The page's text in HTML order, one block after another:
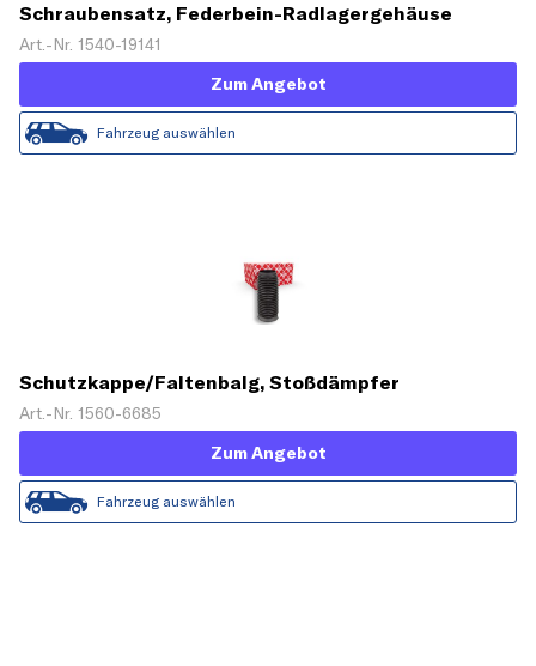
Schraubensatz, Federbein-Radlagergehäuse
Art.-Nr. 1540-19141
Zum Angebot
Fahrzeug auswählen
Schutzkappe/Faltenbalg, Stoßdämpfer
Art.-Nr. 1560-6685
Zum Angebot
Fahrzeug auswählen